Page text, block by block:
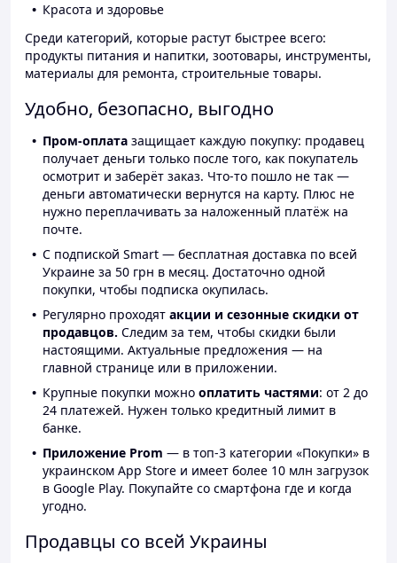
Красота и здоровье
Среди категорий, которые растут быстрее всего:
продукты питания и напитки, зоотовары, инструменты,
материалы для ремонта, строительные товары.
Удобно, безопасно, выгодно
Пром-оплата защищает каждую покупку: продавец
получает деньги только после того, как покупатель
осмотрит и заберёт заказ. Что-то пошло не так —
деньги автоматически вернутся на карту. Плюс не
нужно переплачивать за наложенный платёж на
почте.
С подпиской Smart — бесплатная доставка по всей
Украине за 50 грн в месяц. Достаточно одной
покупки, чтобы подписка окупилась.
Регулярно проходят акции и сезонные скидки от
продавцов. Следим за тем, чтобы скидки были
настоящими. Актуальные предложения — на
главной странице или в приложении.
Крупные покупки можно оплатить частями: от 2 до
24 платежей. Нужен только кредитный лимит в
банке.
Приложение Prom — в топ-3 категории «Покупки» в
украинском App Store и имеет более 10 млн загрузок
в Google Play. Покупайте со смартфона где и когда
угодно.
Продавцы со всей Украины